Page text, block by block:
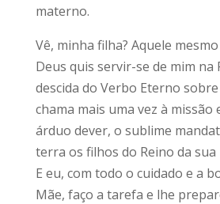
materno.
Vê, minha filha? Aquele
Deus quis servir-se de mim na
descida do Verbo Eterno
chama mais uma vez à missão
árduo dever, o sublime
terra os filhos do Reino da sua
E eu, com todo o cuidado e a
Mãe, faço a tarefa e lhe